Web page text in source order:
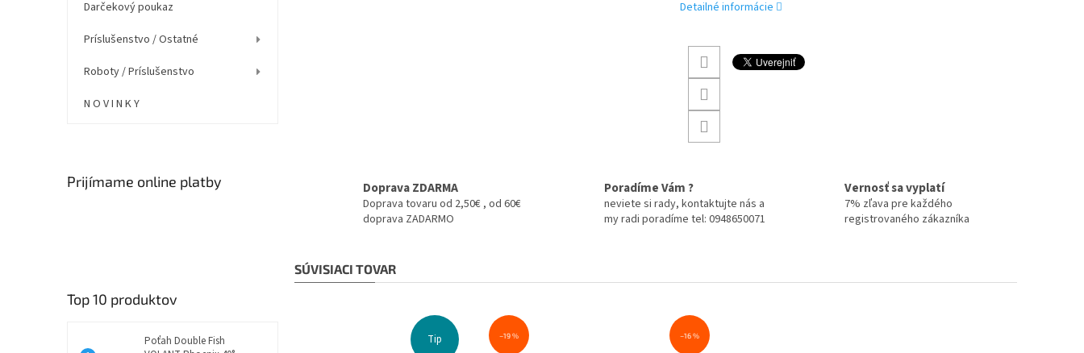
Darčekový poukaz
Príslušenstvo / Ostatné
Roboty / Príslušenstvo
N O V I N K Y
Prijímame online platby
Top 10 produktov
Poťah Double Fish
Detailné informácie
Doprava ZDARMA
Doprava tovaru od 2,50€ , od 60€
doprava ZADARMO
Poradíme Vám ?
neviete si rady, kontaktujte nás a
my radi poradíme tel: 0948650071
Vernosť sa vyplatí
7% zľava pre každého
registrovaného zákazníka
SÚVISIACI TOVAR
Tip –19 % –16 %